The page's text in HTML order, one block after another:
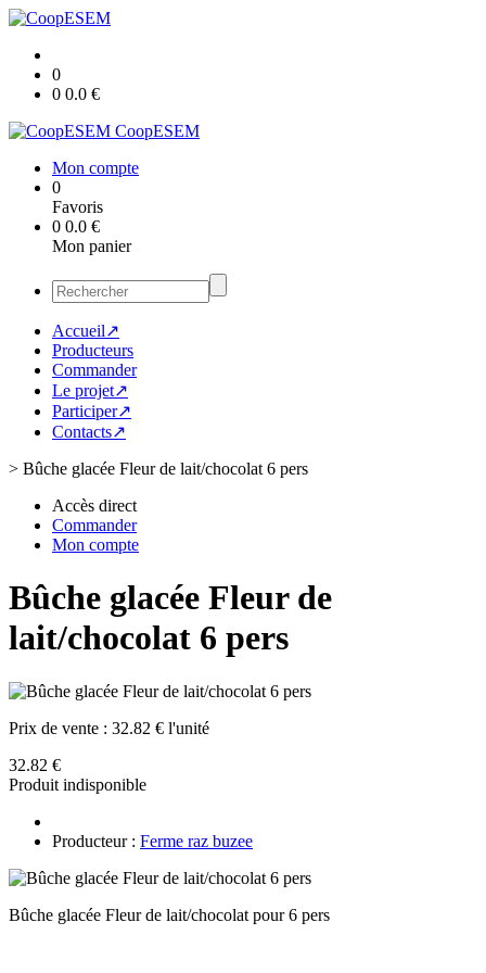
0
0 0.0 €
CoopESEM
Mon compte
0
Favoris
0 0.0 €
Mon panier
Accueil↗
Producteurs
Commander
Le projet↗
Participer↗
Contacts↗
> Bûche glacée Fleur de lait/chocolat 6 pers
Accès direct
Commander
Mon compte
Bûche glacée Fleur de
lait/chocolat 6 pers
Prix de vente : 32.82 € l'unité
32.82 €
Produit indisponible
Producteur : Ferme raz buzee
Bûche glacée Fleur de lait/chocolat pour 6 pers